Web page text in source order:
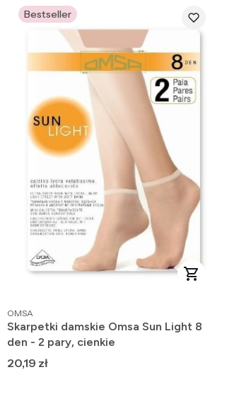
Bestseller
PRODUCENT
OMSA
Skarpetki damskie Omsa Sun Light 8
den - 2 pary, cienkie
Cena
20,19 zł